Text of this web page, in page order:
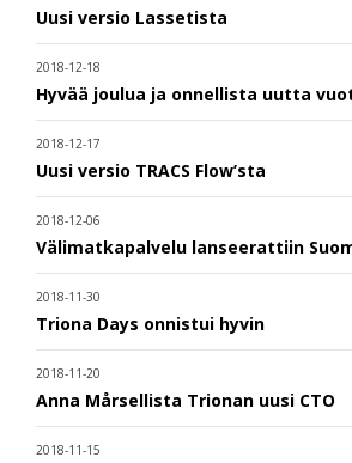
Uusi versio Lassetista
2018-12-18
Hyvää joulua ja onnellista uutta
2018-12-17
Uusi versio TRACS Flow’sta
2018-12-06
Välimatkapalvelu lanseerattiin
2018-11-30
Triona Days onnistui hyvin
2018-11-20
Anna Mårsellista Trionan uusi CTO
2018-11-15